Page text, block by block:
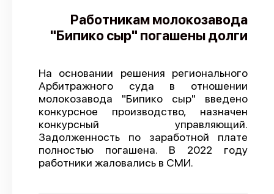
Поиск
Новости
Трудовые конфликты
Отчеты
Предложить публикацию
Справочник
API
Работникам молокозавода
"Бипико сыр" погашены долги
На основании решения регионального
Арбитражного суда в отношении
молокозавода "Бипико сыр" введено
конкурсное производство, назначен
конкурсный управляющий.
Задолженность по заработной плате
полностью погашена. В 2022 году
работники жаловались в СМИ.